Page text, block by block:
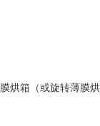
烘箱（或旋转薄膜